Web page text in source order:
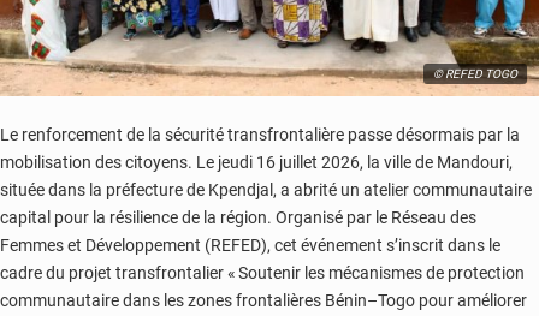
© REFED TOGO
Le renforcement de la sécurité transfrontalière passe désormais par la
mobilisation des citoyens. Le jeudi 16 juillet 2026, la ville de Mandouri,
située dans la préfecture de Kpendjal, a abrité un atelier communautaire
capital pour la résilience de la région. Organisé par le Réseau des
Femmeset Développement (REFED), cet événement s’inscrit dans le
cadre du projet transfrontalier « Soutenir les mécanismes de protection
communautaire dans les zones frontalières Bénin–Togo pour améliorer